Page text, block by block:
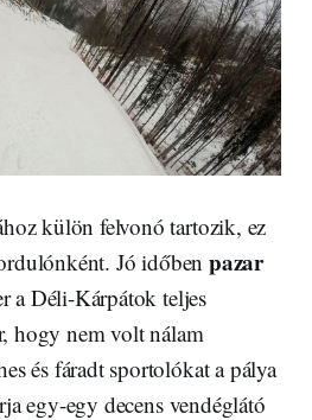
külön felvonó tartozik, ez
Jó időben pazar
a Déli-Kárpátok teljes
hogy nem volt nálam
és fáradt sportolókat a pálya
egy-egy decens vendéglátó